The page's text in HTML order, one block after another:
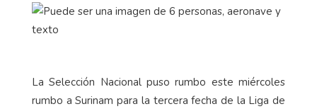
La Selección Nacional puso rumbo este miércoles
rumbo a Surinam para la tercera fecha de la Liga de